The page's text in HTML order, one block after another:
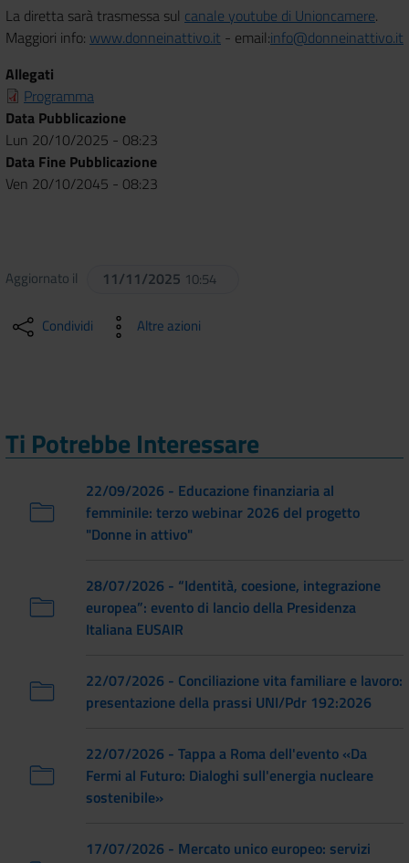
La diretta sarà trasmessa sul canale youtube di Unioncamere.
Maggiori info: www.donneinattivo.it - email:info@donneinattivo.it
Allegati
Programma
Data Pubblicazione
Lun 20/10/2025 - 08:23
Data Fine Pubblicazione
Ven 20/10/2045 - 08:23
Aggiornato il 11/11/2025 10:54
Condividi Altre azioni
Ti Potrebbe Interessare
22/09/2026 - Educazione finanziaria al
femminile: terzo webinar 2026 del progetto
"Donne in attivo"
28/07/2026 - “Identità, coesione, integrazione
europea”: evento di lancio della Presidenza
Italiana EUSAIR
22/07/2026 - Conciliazione vita familiare e lavoro:
presentazione della prassi UNI/Pdr 192:2026
22/07/2026 - Tappa a Roma dell'evento «Da
Fermi al Futuro: Dialoghi sull'energia nucleare
sostenibile»
17/07/2026 - Mercato unico europeo: servizi